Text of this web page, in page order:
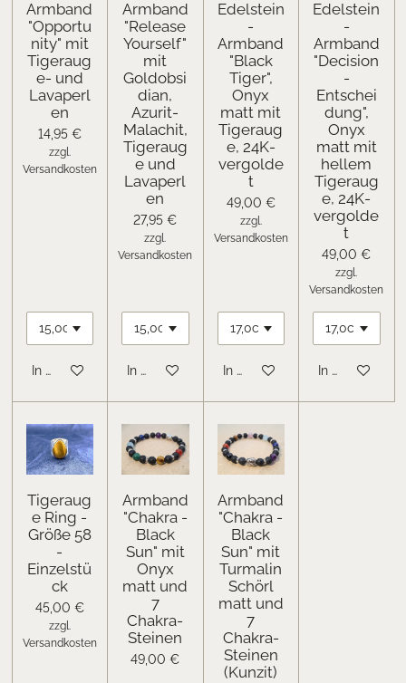
Armband
"Opportu
nity" mit
Tigeraug
e- und
Lavaperl
en
14,95 €
zzgl.
Versandkosten
In den Warenkorb
Armband
"Release
Yourself"
mit
Goldobsi
dian,
Azurit-
Malachit,
Tigeraug
e und
Lavaperl
en
27,95 €
zzgl.
Versandkosten
In den Warenkorb
Edelstein
-
Armband
"Black
Tiger",
Onyx
matt mit
Tigeraug
e, 24K-
vergolde
t
49,00 €
zzgl.
Versandkosten
In den Warenkorb
Edelstein
-
Armband
"Decision
-
Entschei
dung",
Onyx
matt mit
hellem
Tigeraug
e, 24K-
vergolde
t
49,00 €
zzgl.
Versandkosten
In den
Tigeraug
e Ring -
Größe 58
-
Einzelstü
ck
45,00 €
zzgl.
Versandkosten
Armband
"Chakra -
Black
Sun" mit
Onyx
matt und
7
Chakra-
Steinen
49,00 €
Armband
"Chakra -
Black
Sun" mit
Turmalin
Schörl
matt und
7
Chakra-
Steinen
(Kunzit)